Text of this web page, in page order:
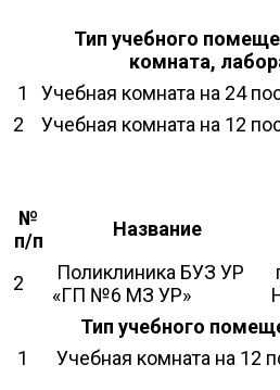
Тип учебного
комната,
1
Учебная комната на 24
2
Учебная комната на 12
№
п/п
Название
2
Поликлиника БУЗ УР
«ГП №6 МЗ УР»
Тип учебного
1
Учебная комната на 12